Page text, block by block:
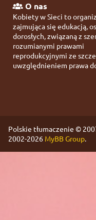
O nas
Kobiety w Sieci to
zajmująca się edukacją,
dorosłych, związaną z
rozumianymi prawami
reprodukcyjnymi ze
uwzględnieniem prawa
Polskie tłumaczenie ©
2002-2026 MyBB Group.